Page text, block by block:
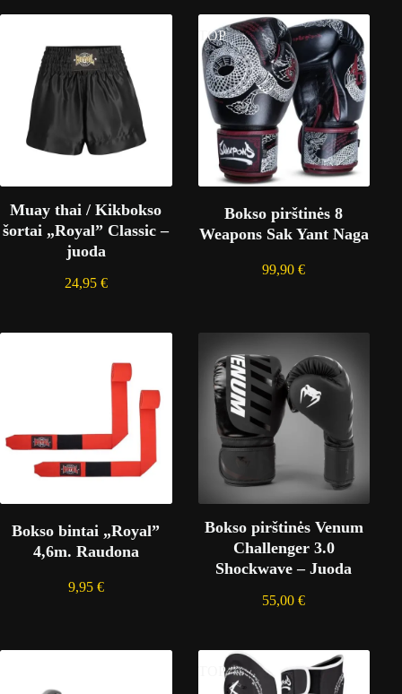
Muay thai / Kikbokso
šortai „Royal” Classic –
juoda
24,95 €
TOP
Bokso pirštinės 8
Weapons Sak Yant Naga
99,90€
Bokso bintai „Royal”
4,6m. Raudona
9,95 €
Bokso pirštinės Venum
Challenger 3.0
Shockwave – Juoda
55,00€
TOP